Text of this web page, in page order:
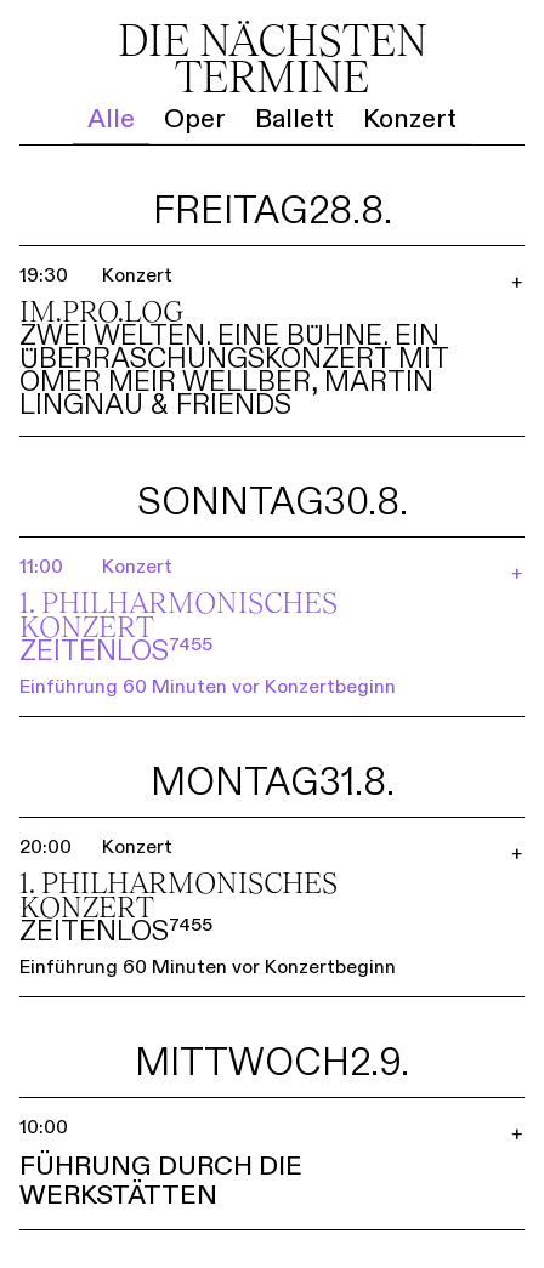
DIE NÄCHSTEN
TERMINE
Alle Oper Ballett Konzert
FREITAG28.8.
19:30 Konzert
IM.PRO.LOG
ZWEI WELTEN. EINE BÜHNE. EIN
ÜBERRASCHUNGSKONZERT MIT
OMER MEIR WELLBER, MARTIN
LINGNAU & FRIENDS
+
SONNTAG30.8.
11:00 Konzert
1. PHILHARMO­NISCHES
KONZERT
ZEITENLOS⁷⁴⁵⁵
Einführung 60 Minuten vor Konzertbeginn
+
MONTAG31.8.
20:00 Konzert
1. PHILHARMO­NISCHES
KONZERT
ZEITENLOS⁷⁴⁵⁵
Einführung 60 Minuten vor Konzertbeginn
+
MITTWOCH2.9.
10:00
FÜHRUNG DURCH DIE
WERKSTÄTTEN
+